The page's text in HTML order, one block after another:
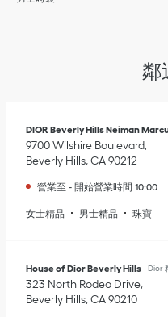
鄰
DIOR Beverly Hills Neiman
9700 Wilshire Boulevard
Beverly Hills,CA90212
營業至 - 開始營業時間 10:00
女士精品 男士精品 珠寶
House of Dior Beverly Hills Dior
323 North Rodeo Drive
Beverly Hills,CA90210